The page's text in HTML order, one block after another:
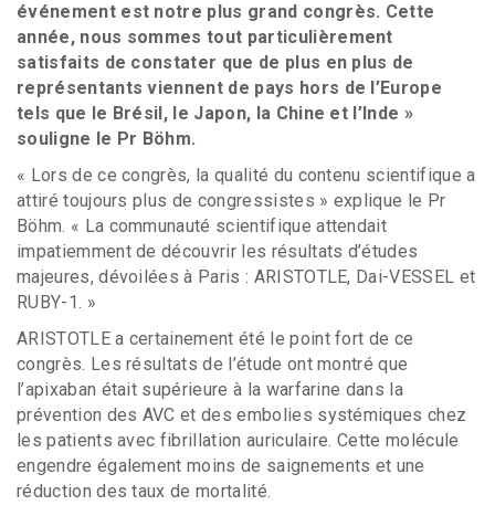
événement est notre plus grand congrès. Cette
année, nous sommes tout particulièrement
satisfaits de constater que de plus en plus de
représentants viennent de pays hors de l’Europe
tels que le Brésil, le Japon, la Chine et l’Inde »
souligne le Pr Böhm.
« Lors de ce congrès, la qualité du contenu scientifique a
attiré toujours plus de congressistes » explique le Pr
Böhm. « La communauté scientifique attendait
impatiemment de découvrir les résultats d’études
majeures, dévoilées à Paris : ARISTOTLE, Dai-VESSEL et
RUBY-1. »
ARISTOTLE a certainement été le point fort de ce
congrès. Les résultats de l’étude ont montré que
l’apixaban était supérieure à la warfarine dans la
prévention des AVC et des embolies systémiques chez
les patients avec fibrillation auriculaire. Cette molécule
engendre également moins de saignements et une
réduction des taux de mortalité.